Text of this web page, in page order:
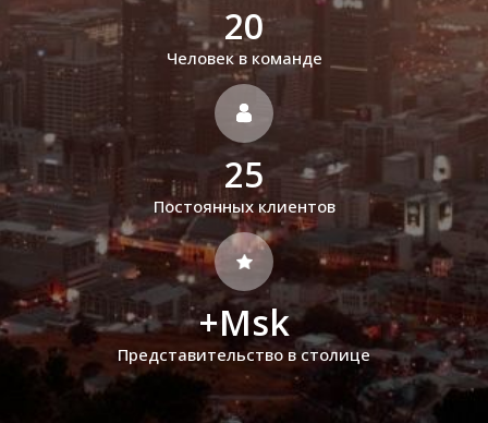
20
Человек в команде
25
Постоянных клиентов
+Msk
Представительство в столице